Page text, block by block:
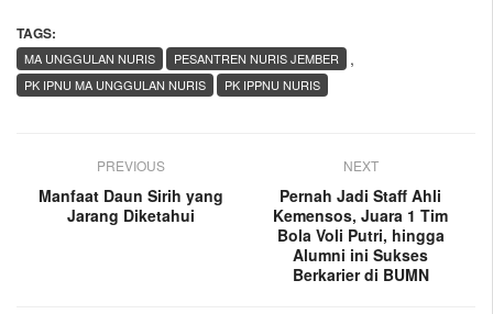
TAGS:
,
MA UNGGULAN NURIS
PESANTREN NURIS JEMBER
PK IPNU MA UNGGULAN NURIS
PK IPPNU NURIS
PREVIOUS
Manfaat Daun Sirih yang
Jarang Diketahui
NEXT
Pernah Jadi Staff Ahli
Kemensos, Juara 1 Tim
Bola Voli Putri, hingga
Alumni ini Sukses
Berkarier di BUMN